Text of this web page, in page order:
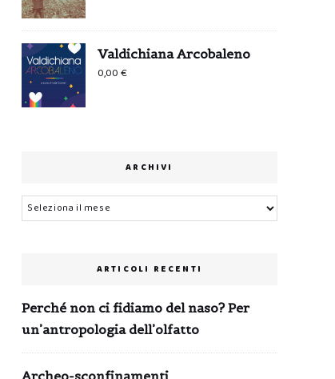
Valdichiana Arcobaleno
0,00€
ARCHIVI
Archivi
ARTICOLI RECENTI
Perché non ci fidiamo del naso? Per
un’antropologia dell’olfatto
Archeo-sconfinamenti